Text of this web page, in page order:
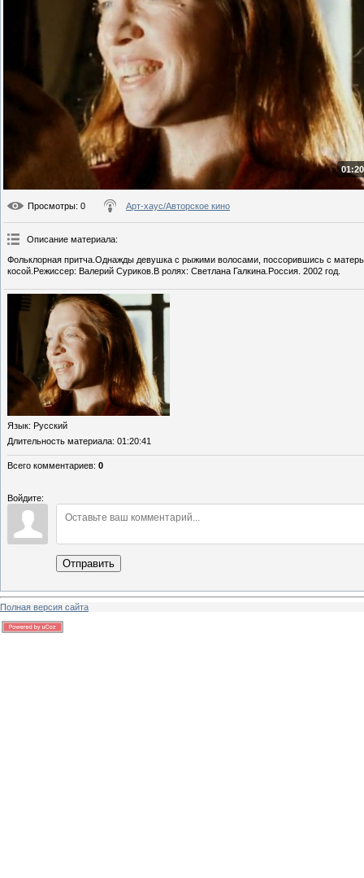
Просмотры: 0 Арт-хаус/Авторское кино
Описание материала:
Фольклорная притча.Однажды девушка с рыжими волосами, поссорившись с
косой.Режиссер: Валерий Суриков.В ролях: Светлана Галкина.Россия. 2002 год.
Язык: Русский
Длительность материала: 01:20:41
Всего комментариев: 0
Войдите:
Отправить
Полная версия сайта